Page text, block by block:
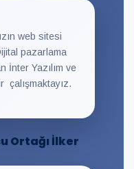
web sitesi
pazarlama
İnter Yazılım ve
çalışmaktayız.
Ortağı İlker